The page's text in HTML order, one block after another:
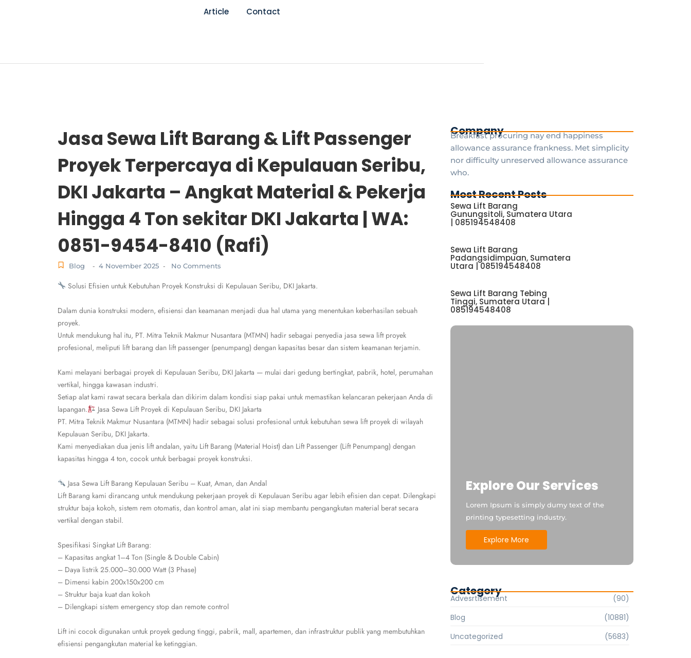
Article Contact
Jasa Sewa Lift Barang & Lift Passenger
Proyek Terpercaya di Kepulauan Seribu,
DKI Jakarta – Angkat Material & Pekerja
Hingga 4 Ton sekitar DKI Jakarta | WA:
0851-9454-8410 (Rafi)
Blog - 4 November 2025 - No Comments
Solusi Efisien untuk Kebutuhan Proyek Konstruksi di Kepulauan Seribu, DKI Jakarta.
Dalam dunia konstruksi modern, efisiensi dan keamanan menjadi dua hal utama yang menentukan keberhasilan sebuah
proyek.
Untuk mendukung hal itu, PT. Mitra Teknik Makmur Nusantara (MTMN) hadir sebagai penyedia jasa sewa lift proyek
profesional, meliputi lift barang dan lift passenger (penumpang) dengan kapasitas besar dan sistem keamanan terjamin.
Kami melayani berbagai proyek di Kepulauan Seribu, DKI Jakarta — mulai dari gedung bertingkat, pabrik, hotel, perumahan
vertikal, hingga kawasan industri.
Setiap alat kami rawat secara berkala dan dikirim dalam kondisi siap pakai untuk memastikan kelancaran pekerjaan Anda di
lapangan.
Jasa Sewa Lift Proyek di Kepulauan Seribu, DKI Jakarta
PT. Mitra Teknik Makmur Nusantara (MTMN) hadir sebagai solusi profesional untuk kebutuhan sewa lift proyek di wilayah
Kepulauan Seribu, DKI Jakarta.
Kami menyediakan dua jenis lift andalan, yaitu Lift Barang (Material Hoist) dan Lift Passenger (Lift Penumpang) dengan
kapasitas hingga 4 ton, cocok untuk berbagai proyek konstruksi.
Jasa Sewa Lift Barang Kepulauan Seribu – Kuat, Aman, dan Andal
Lift Barang kami dirancang untuk mendukung pekerjaan proyek di Kepulauan Seribu agar lebih efisien dan cepat. Dilengkapi
struktur baja kokoh, sistem rem otomatis, dan kontrol aman, alat ini siap membantu pengangkutan material berat secara
vertikal dengan stabil.
Spesifikasi Singkat Lift Barang:
– Kapasitas angkat 1–4 Ton (Single & Double Cabin)
– Daya listrik 25.000–30.000 Watt (3 Phase)
– Dimensi kabin 200x150x200 cm
– Struktur baja kuat dan kokoh
– Dilengkapi sistem emergency stop dan remote control
Lift ini cocok digunakan untuk proyek gedung tinggi, pabrik, mall, apartemen, dan infrastruktur publik yang membutuhkan
efisiensi pengangkutan material ke ketinggian.
Company
Breakfast procuring nay end happiness
allowance assurance frankness. Met simplicity
nor difficulty unreserved allowance assurance
who.
Most Recent Posts
Sewa Lift Barang
Gunungsitoli, Sumatera Utara
| 085194548408
Sewa Lift Barang
Padangsidimpuan, Sumatera
Utara | 085194548408
Sewa Lift Barang Tebing
Tinggi, Sumatera Utara |
085194548408
Explore Our Services
Lorem Ipsum is simply dumy text of the
printing typesetting industry.
Explore More
Category
Advesrtisement
(90)
Blog
(10881)
Uncategorized
(5683)